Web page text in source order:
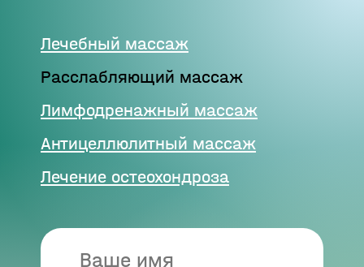
Лечебный массаж
Расслабляющий массаж
Лимфодренажный массаж
Антицеллюлитный массаж
Лечение остеохондроза